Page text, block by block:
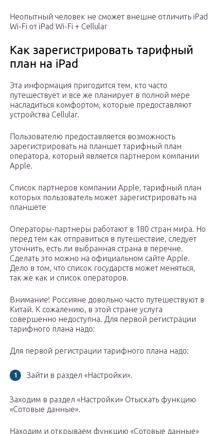
Неопытный человек не сможет внешне отличить iPad
Wi-Fi от iPad Wi-Fi + Cellular
Как зарегистрировать тарифный
план на iPad
Эта информация пригодится тем, кто часто
путешествует и все же планирует в полной мере
насладиться комфортом, которые предоставляют
устройства Cellular.
Пользователю предоставляется возможность
зарегистрировать на планшет тарифный план
оператора, который является партнером компании
Apple.
Список партнеров компании Apple, тарифный план
которых пользователь может зарегистрировать на
планшете
Операторы-партнеры работают в 180 стран мира. Но
перед тем как отправиться в путешествие, следует
уточнить, есть ли выбранная страна в перечне.
Сделать это можно на официальном сайте Apple.
Дело в том, что список государств может меняться,
так же как и список операторов.
Внимание! Россияне довольно часто путешествуют в
Китай. К сожалению, в этой стране услуга
совершенно недоступна. Для первой регистрации
тарифного плана надо:
Для первой регистрации тарифного плана надо:
Зайти в раздел «Настройки».
Заходим в раздел «Настройки» Отыскать функцию
«Сотовые данные».
Находим и открываем функцию «Сотовые данные»